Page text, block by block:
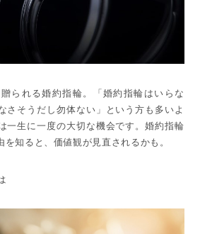
られる婚約指輪。「婚約指輪はいらな
さそうだし勿体ない」という方も多いよ
一生に一度の大切な機会です。婚約指輪
知ると、価値観が見直されるかも。